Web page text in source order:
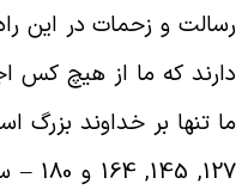
و زحمات در اين راه
كه ما از هيچ كس